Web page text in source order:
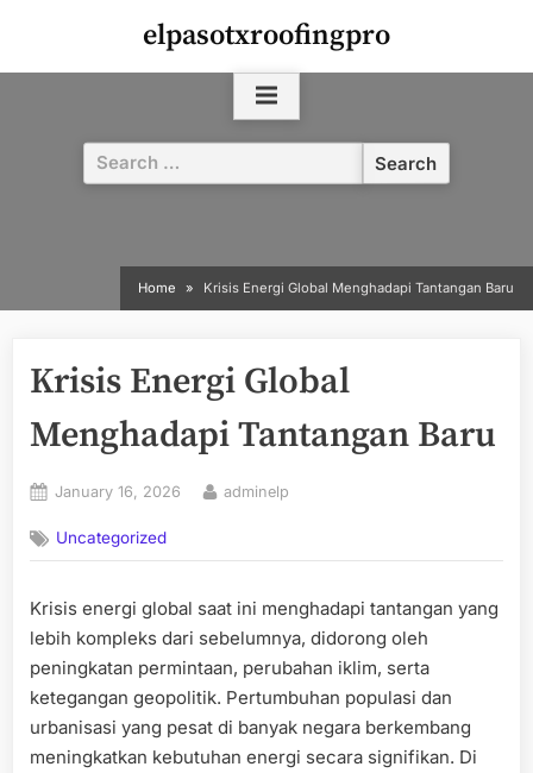
content
elpasotxroofingpro
Search
for:
Home Krisis Energi Global Menghadapi Tantangan Baru
Krisis Energi Global
Menghadapi Tantangan Baru
Posted
January 16, 2026 By
adminelp
Uncategorized
Krisis energi global saat ini menghadapi tantangan yang
lebih kompleks dari sebelumnya, didorong oleh
peningkatan permintaan, perubahan iklim, serta
ketegangan geopolitik. Pertumbuhan populasi dan
urbanisasi yang pesat di banyak negara berkembang
meningkatkan kebutuhan energi secara signifikan. Di